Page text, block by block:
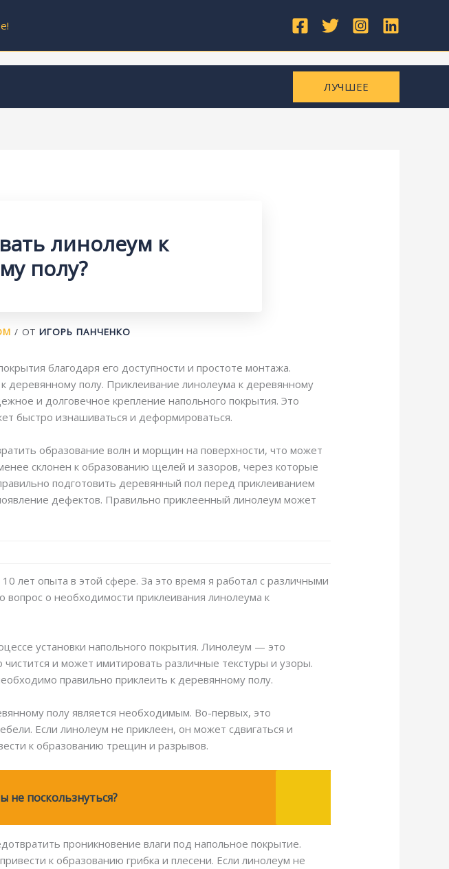
ЛУЧШЕЕ
линолеум к
полу?
/ ОТ ИГОРЬ ПАНЧЕНКО
благодаря его доступности и простоте монтажа.
деревянному полу. Приклеивание линолеума к деревянному
и долговечное крепление напольного покрытия. Это
быстро изнашиваться и деформироваться.
образование волн и морщин на поверхности, что может
склонен к образованию щелей и зазоров, через которые
подготовить деревянный пол перед приклеиванием
дефектов. Правильно приклеенный линолеум может
лет опыта в этой сфере. За это время я работал с различными
вопрос о необходимости приклеивания линолеума к
установки напольного покрытия. Линолеум — это
и может имитировать различные текстуры и узоры.
правильно приклеить к деревянному полу.
полу является необходимым. Во-первых, это
Если линолеум не приклеен, он может сдвигаться и
к образованию трещин и разрывов.
не поскользнуться?
проникновение влаги под напольное покрытие.
к образованию грибка и плесени. Если линолеум не